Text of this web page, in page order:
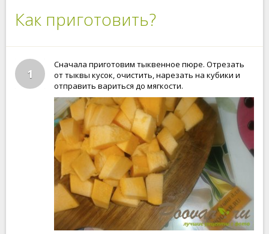
Как приготовить?
1
Сначала приготовим тыквенное пюре. Отрезать
от тыквы кусок, очистить, нарезать на кубики и
отправить вариться до мягкости.